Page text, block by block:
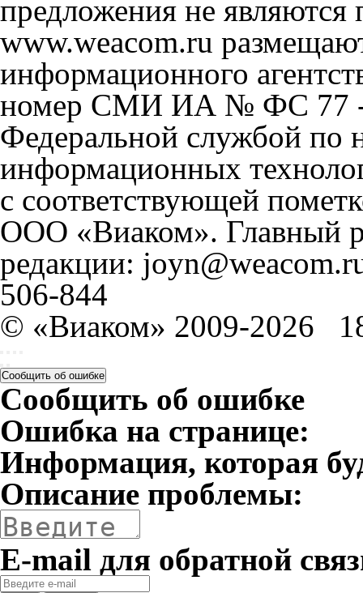
предложения не
www.weacom.ru
информационного
номер СМИ ИА № ФС 77 -
Федеральной службой по
информационных
с соответствующей
ООО «Виаком». Главный
редакции:
506-844
© «Виаком» 2009-2026
Сообщить об ошибке
Сообщить об ошибке
Ошибка на странице:
Информация, которая
Описание проблемы:
E-mail для обратной